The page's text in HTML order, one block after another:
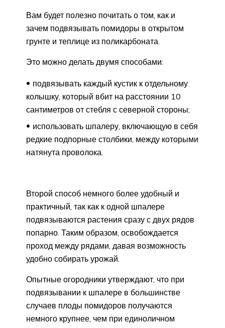
Вам будет полезно почитать о том, как и
зачем подвязывать помидоры в открытом
грунте и теплице из поликарбоната.
Это можно делать двумя способами:
подвязывать каждый кустик к отдельному
колышку, который вбит на расстоянии 10
сантиметров от стебля с северной стороны;
использовать шпалеру, включающую в себя
редкие подпорные столбики, между которыми
натянута проволока.
Второй способ немного более удобный и
практичный, так как к одной шпалере
подвязываются растения сразу с двух рядов
попарно. Таким образом, освобождается
проход между рядами, давая возможность
удобно собирать урожай.
Опытные огородники утверждают, что при
подвязывании к шпалере в большинстве
случаев плоды помидоров получаются
немного крупнее, чем при единоличном